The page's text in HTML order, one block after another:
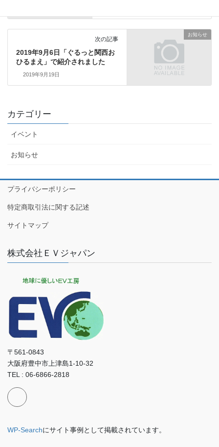
お知らせ
次の記事
2019年9月6日「ぐるっと関西お
ひるまえ」で紹介されました
2019年9月19日
カテゴリー
イベント
お知らせ
プライバシーポリシー
特定商取引法に関する記述
サイトマップ
株式会社ＥＶジャパン
〒561-0843
大阪府豊中市上津島1-10-32
TEL : 06-6866-2818
WP-Searchにサイト事例として掲載されています。